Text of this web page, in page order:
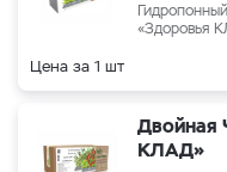
«Здоровья
Цена за 1 шт
Двойная
КЛАД»